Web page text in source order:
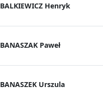
BALKIEWICZ Henryk
BANASZAK Paweł
BANASZEK Urszula